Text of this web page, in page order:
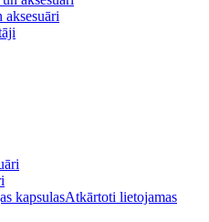
Atkārtoti lietojamas